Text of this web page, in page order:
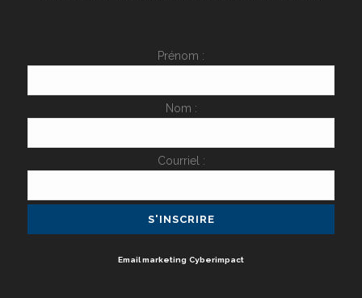
Prénom :
Nom :
Courriel :
Email marketing Cyberimpact